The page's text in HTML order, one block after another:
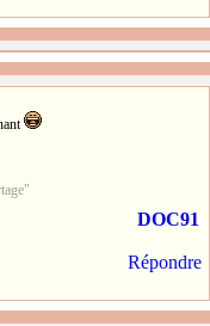
DOC91
Répondre